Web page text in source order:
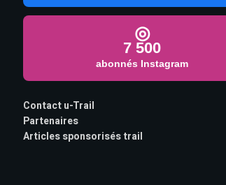
◎
7 500
abonnés Instagram
Contact u-Trail
Partenaires
Articles sponsorisés trail